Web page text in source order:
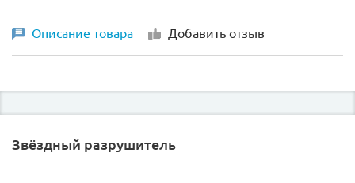
Описание товара Добавить отзыв
Звёздный разрушитель